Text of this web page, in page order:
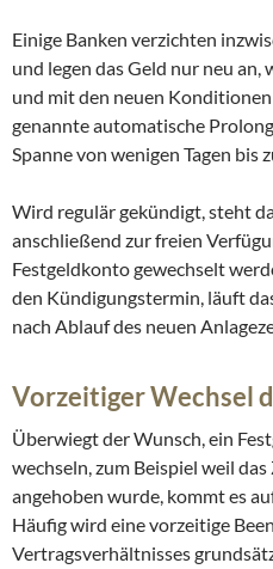
Einige Banken verzichten
und legen das Geld nur neu
und mit den neuen
genannte automatische
Spanne von wenigen Tagen bis
Wird regulär gekündigt, steht
anschließend zur freien
Festgeldkonto gewechselt
den Kündigungstermin, läuft
nach Ablauf des neuen
Vorzeitiger Wechsel
Überwiegt der Wunsch, ein
wechseln, zum Beispiel weil
angehoben wurde, kommt es
Häufig wird eine vorzeitige
Vertragsverhältnisses